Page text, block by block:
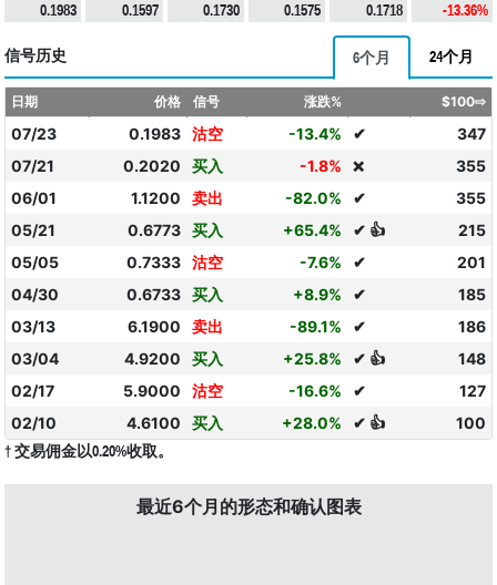
0.1983 0.1597 0.1730 0.1575 0.1718 -13.36%
信号历史 6个月 24个月
日期 价格 信号 涨跌% $100⇨
07/23 0.1983 沽空 -13.4% ✔
347
07/21
0.2020 买入 -1.8% ❌
355
06/01
1.1200 卖出 -82.0% ✔
355
05/21
0.6773 买入 +65.4% ✔ 👍
215
05/05
0.7333 沽空 -7.6% ✔
201
04/30
0.6733 买入 +8.9% ✔
185
03/13
6.1900 卖出 -89.1% ✔
186
03/04
4.9200 买入 +25.8% ✔ 👍
148
02/17
5.9000 沽空 -16.6% ✔
127
02/10
4.6100 买入 +28.0% ✔ 👍 100
† 交易佣金以0.20%收取。
最近6个月的形态和确认图表